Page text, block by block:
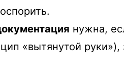
нужна,
«вытянутой